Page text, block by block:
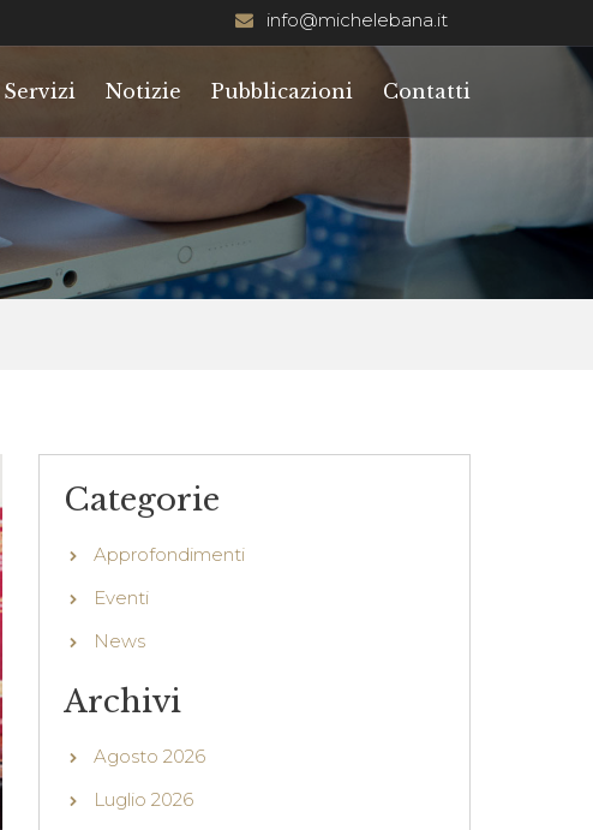
info@michelebana.it
Servizi Notizie Pubblicazioni Contatti
Categorie
Approfondimenti
Eventi
News
Archivi
Agosto 2026
Luglio 2026